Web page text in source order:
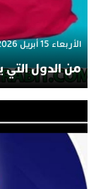
الأربعاء 15 أبريل 2026 - 10:24
من الدول التي